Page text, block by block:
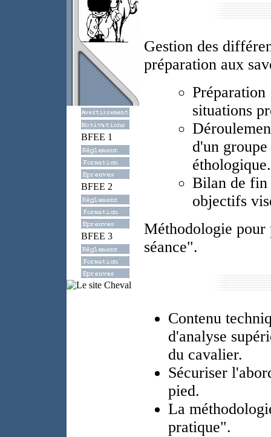
BFEE 1
BFEE 2
BFEE 3
Gestion des
préparation aux
situations
d'un
éthologique.
Bilan de fin
objectifs
Méthodologie pour
séance".
Contenu
d'analyse
du cavalier.
Sécuriser
pied.
La
pratique".